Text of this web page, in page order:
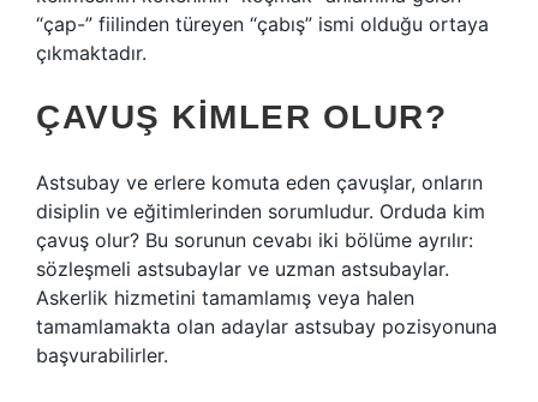
“çap-” fiilinden türeyen “çabış” ismi olduğu ortaya
çıkmaktadır.
ÇAVUŞ KIMLER OLUR?
Astsubay ve erlere komuta eden çavuşlar, onların
disiplin ve eğitimlerinden sorumludur. Orduda kim
çavuş olur? Bu sorunun cevabı iki bölüme ayrılır:
sözleşmeli astsubaylar ve uzman astsubaylar.
Askerlik hizmetini tamamlamış veya halen
tamamlamakta olan adaylar astsubay pozisyonuna
başvurabilirler.